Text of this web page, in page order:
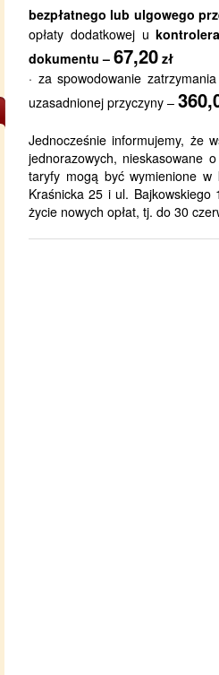
bezpłatnego lub ulgowego
opłaty dodatkowej u
dokumentu – 67,20 zł
· za spowodowanie
uzasadnionej przyczyny –
Jednocześnie informujemy, że
jednorazowych, nieskasowane
taryfy mogą być wymienione
Kraśnicka 25 i ul.
życie nowych opłat, tj. do 30